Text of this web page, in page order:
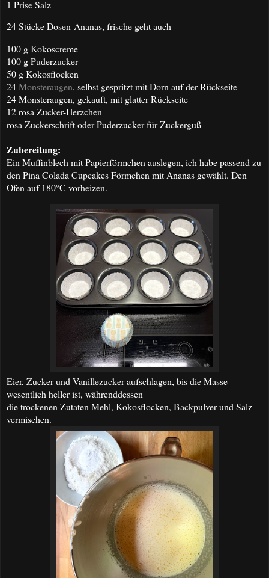
1 Prise Salz
24 Stücke Dosen-Ananas, frische geht auch
100 g Kokoscreme
100 g Puderzucker
50 g Kokosflocken
24Monsteraugen, selbst gespritzt mit Dorn auf der Rückseite
24 Monsteraugen, gekauft, mit glatter Rückseite
12 rosa Zucker-Herzchen
rosa Zuckerschrift oder Puderzucker für Zuckerguß
Zubereitung:
Ein Muffinblech mit Papierförmchen auslegen, ich habe passend zu
den Pina Colada Cupcakes Förmchen mit Ananas gewählt. Den
Ofen auf 180°C vorheizen.
Eier, Zucker und Vanillezucker aufschlagen, bis die Masse
wesentlich heller ist, währenddessen
die trockenen Zutaten Mehl, Kokosflocken, Backpulver und Salz
vermischen.